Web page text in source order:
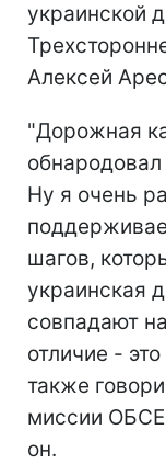
украинской
Алексей
"Дорожная
Ну я очень
шагов,
украинская
совпадают
отличие -
также
миссии ОБСЕ
он.